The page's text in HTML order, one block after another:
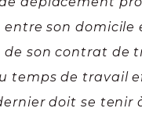
entre son domicile
de son contrat de
temps de travail
doit se tenir